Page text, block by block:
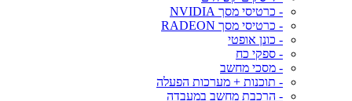
- כרטיסי מסך NVIDIA
- כרטיסי מסך RADEON
- כונן אופטי
- ספקי כח
- מסכי מחשב
- תוכנות + מערכות הפעלה
- הרכבת מחשב במעבדה